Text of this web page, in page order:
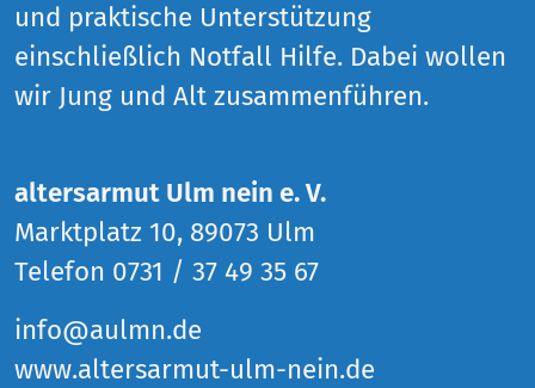
und praktische Unterstützung
einschließlich Notfall Hilfe. Dabei wollen
wir Jung und Alt zusammenführen.
altersarmut Ulm nein e. V.
Marktplatz 10, 89073 Ulm
Telefon 0731 / 37 49 35 67
info@aulmn.de
www.altersarmut-ulm-nein.de